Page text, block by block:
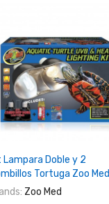
+ Agregar Al Carrito
Lampara Doble y 2
Tortuga Zoo Med
Zoo Med